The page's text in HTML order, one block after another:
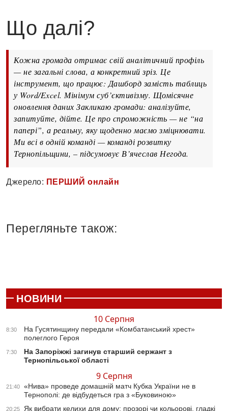
Що далі?
Кожна громада отримає свій аналітичний профіль
— не загальні слова, а конкретний зріз. Це
інструмент, що працює: Дашборд замість таблиць
у Word/Excel. Мінімум суб’єктивізму. Щомісячне
оновлення даних Закликаю громади: аналізуйте,
запитуйте, дійте. Це про спроможність — не “на
папері”, а реальну, яку щоденно маємо зміцнювати.
Ми всі в одній команді — команді розвитку
Тернопільщини, – підсумовує В’ячеслав Негода.
Джерело: ПЕРШИЙ онлайн
Перегляньте також:
НОВИНИ
10 Серпня
8:30
На Гусятинщину передали «Комбатанський хрест»
полеглого Героя
7:30
На Запоріжжі загинув старший сержант з
Тернопільської області
9 Серпня
21:40
«Нива» проведе домашній матч Кубка України не в
Тернополі: де відбудеться гра з «Буковиною»
20:25 Як вибрати келихи для дому: прозорі чи кольорові, гладкі